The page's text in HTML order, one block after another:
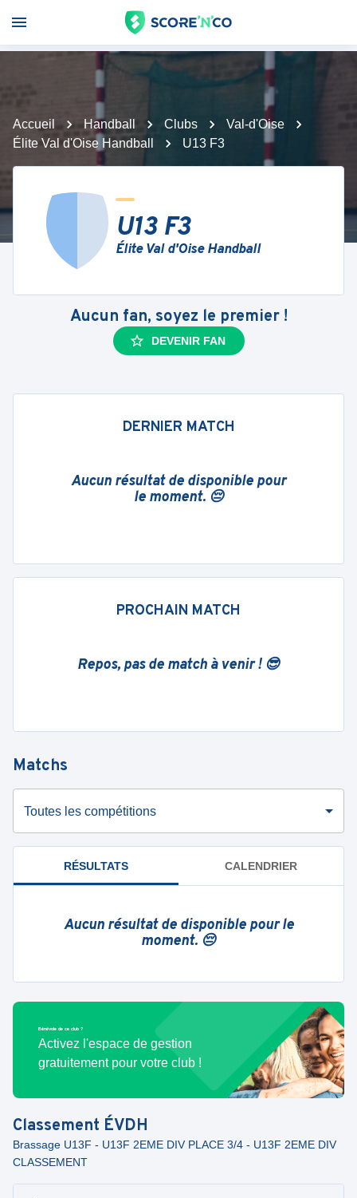
Accueil Handball Clubs
Val-d'Oise
Élite Val d'Oise Handball
U13 F3
U13 F3
Élite Val d'Oise Handball
Aucun fan, soyez le premier !
DEVENIR FAN
DERNIER MATCH
Aucun résultat de disponible pour
le moment. 😔
PROCHAIN MATCH
Repos, pas de match à venir ! 😎
Matchs
Toutes les compétitions
RÉSULTATS CALENDRIER
Aucun résultat de disponible pour le
moment. 😔
Bénévole de ce club ?
Activez l'espace de gestion
gratuitement pour votre club !
Classement ÉVDH
Brassage U13F - U13F 2EME DIV PLACE 3/4 - U13F 2EME DIV
CLASSEMENT